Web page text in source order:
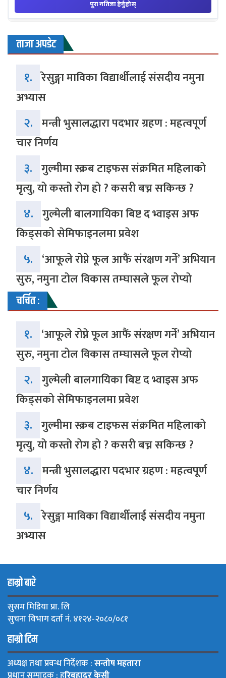
ताजा अपडेट
१. रेसुङ्गा माविका विद्यार्थीलाई संसदीय नमुना
अभ्यास
२. मन्त्री भुसालद्धारा पदभार ग्रहण : महत्वपूर्ण
चार निर्णय
३. गुल्मीमा स्क्रब टाइफस संक्रमित महिलाको
मृत्यु, यो कस्तो रोग हो ? कसरी बच्न सकिन्छ ?
४. गुल्मेली बालगायिका बिष्ट द भ्वाइस अफ
किड्सको सेमिफाइनलमा प्रवेश
५. ‘आफूले रोप्ने फूल आफैं संरक्षण गर्ने’ अभियान
सुरु, नमुना टोल विकास तम्घासले फूल रोप्यो
चर्चित :
१. ‘आफूले रोप्ने फूल आफैं संरक्षण गर्ने’ अभियान
सुरु, नमुना टोल विकास तम्घासले फूल रोप्यो
२. गुल्मेली बालगायिका बिष्ट द भ्वाइस अफ
किड्सको सेमिफाइनलमा प्रवेश
३. गुल्मीमा स्क्रब टाइफस संक्रमित महिलाको
मृत्यु, यो कस्तो रोग हो ? कसरी बच्न सकिन्छ ?
४. मन्त्री भुसालद्धारा पदभार ग्रहण : महत्वपूर्ण
चार निर्णय
५. रेसुङ्गा माविका विद्यार्थीलाई संसदीय नमुना
अभ्यास
हाम्रो बारे
सुसम मिडिया प्रा. लि
सुचना विभाग दर्ता नं. ४१२४-२०८०/०८१
हाम्रो टिम
अध्यक्ष तथा प्रवन्ध निर्देशक :सन्तोष महतारा